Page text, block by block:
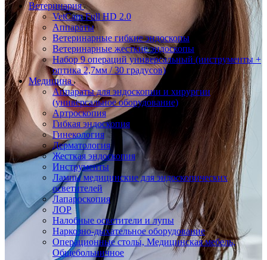
Ветеринария
VetCam Full HD 2.0
Аппараты
Ветеринарные гибкие эндоскопы
Ветеринарные жесткие эндоскопы
Набор 9 операций универсальный (инструменты +
оптика 2,7мм / 30 градусов)
Медицина
Аппараты для эндоскопии и хирургии
(универсальное оборудование)
Артроскопия
Гибкая эндоскопия
Гинекология
Дерматология
Жесткая эндоскопия
Инструменты
Лампы медицинские для эндоскопических
осветителей
Лапароскопия
ЛОР
Налобные осветители и лупы
Наркозно-дыхательное оборудование
Операционные столы, Медицинская мебель,
Общебольничное